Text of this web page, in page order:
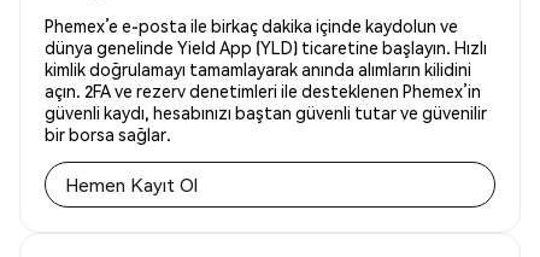
Phemex’e e-posta ile birkaç dakika içinde kaydolun ve
dünya genelinde Yield App (YLD) ticaretine başlayın. Hızlı
kimlik doğrulamayı tamamlayarak anında alımların kilidini
açın. 2FA ve rezerv denetimleri ile desteklenen Phemex’in
güvenli kaydı, hesabınızı baştan güvenli tutar ve güvenilir
bir borsa sağlar.
Hemen Kayıt Ol